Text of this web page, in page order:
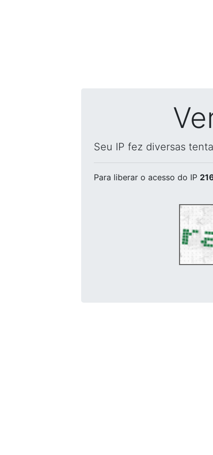
Seu IP fez diversas
Para liberar o acesso do IP